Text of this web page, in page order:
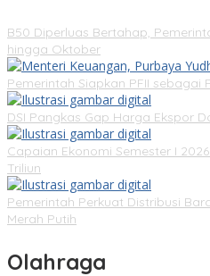
B50 Diperluas Bertahap,
hingga Oktober
Pemerintah Siapkan PFII sebagai
DSI Pangkas Gap Harga Ekspor
Capaian Ekonomi Semester I
Triliun
Pemerintah Perkuat Distribusi
Merah Putih
Olahraga